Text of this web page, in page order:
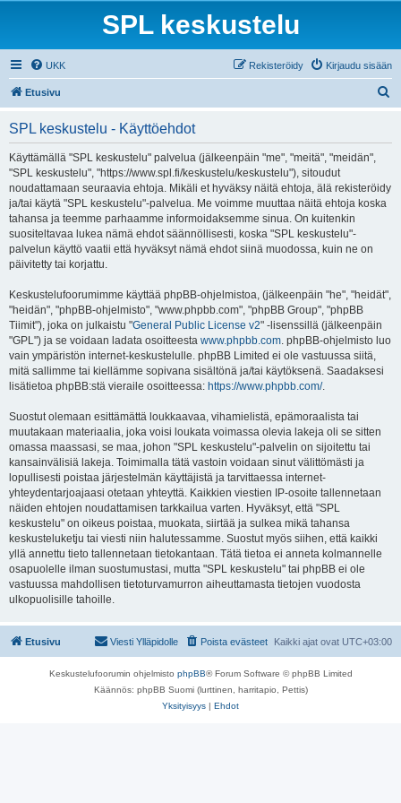
SPL keskustelu
UKK Kirjaudu sisään
Rekisteröidy
Etusivu
SPL keskustelu - Käyttöehdot
Käyttämällä "SPL keskustelu" palvelua (jälkeenpäin "me", "meitä", "meidän",
"SPL keskustelu", "https://www.spl.fi/keskustelu/keskustelu"), sitoudut
noudattamaan seuraavia ehtoja. Mikäli et hyväksy näitä ehtoja, älä rekisteröidy
ja/tai käytä "SPL keskustelu"-palvelua. Me voimme muuttaa näitä ehtoja koska
tahansa ja teemme parhaamme informoidaksemme sinua. On kuitenkin
suositeltavaa lukea nämä ehdot säännöllisesti, koska "SPL keskustelu"-
palvelun käyttö vaatii että hyväksyt nämä ehdot siinä muodossa, kuin ne on
päivitetty tai korjattu.
Keskustelufoorumimme käyttää phpBB-ohjelmistoa, (jälkeenpäin "he", "heidät",
"heidän", "phpBB-ohjelmisto", "www.phpbb.com", "phpBB Group", "phpBB
Tiimit"), joka on julkaistu "General Public License v2" -lisenssillä (jälkeenpäin
"GPL") ja se voidaan ladata osoitteesta www.phpbb.com. phpBB-ohjelmisto luo
vain ympäristön internet-keskustelulle. phpBB Limited ei ole vastuussa siitä,
mitä sallimme tai kiellämme sopivana sisältönä ja/tai käytöksenä. Saadaksesi
lisätietoa phpBB:stä vieraile osoitteessa: https://www.phpbb.com/.
Suostut olemaan esittämättä loukkaavaa, vihamielistä, epämoraalista tai
muutakaan materiaalia, joka voisi loukata voimassa olevia lakeja oli se sitten
omassa maassasi, se maa, johon "SPL keskustelu"-palvelin on sijoitettu tai
kansainvälisiä lakeja. Toimimalla tätä vastoin voidaan sinut välittömästi ja
lopullisesti poistaa järjestelmän käyttäjistä ja tarvittaessa internet-
yhteydentarjoajaasi otetaan yhteyttä. Kaikkien viestien IP-osoite tallennetaan
näiden ehtojen noudattamisen tarkkailua varten. Hyväksyt, että "SPL
keskustelu" on oikeus poistaa, muokata, siirtää ja sulkea mikä tahansa
keskusteluketju tai viesti niin halutessamme. Suostut myös siihen, että kaikki
yllä annettu tieto tallennetaan tietokantaan. Tätä tietoa ei anneta kolmannelle
osapuolelle ilman suostumustasi, mutta "SPL keskustelu" tai phpBB ei ole
vastuussa mahdollisen tietoturvamurron aiheuttamasta tietojen vuodosta
ulkopuolisille tahoille.
Etusivu Kaikki ajat ovat UTC+03:00
Poista evästeet
Viesti Ylläpidolle
Keskustelufoorumin ohjelmisto phpBB® Forum Software © phpBB Limited
Käännös: phpBB Suomi (lurttinen, harritapio, Pettis)
Yksityisyys | Ehdot